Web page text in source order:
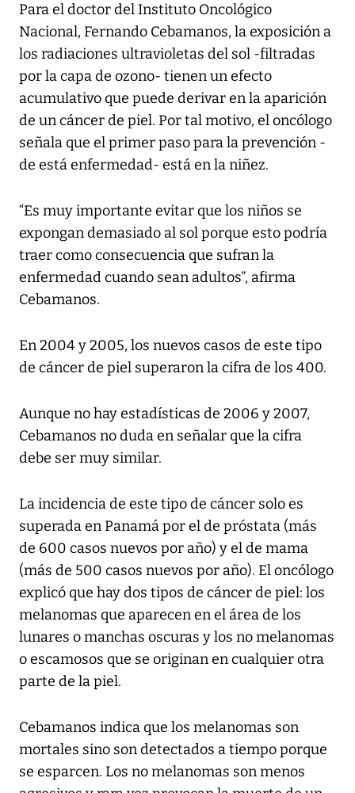
Para el doctor del Instituto Oncológico
Nacional, Fernando Cebamanos, la exposición a
los radiaciones ultravioletas del sol -filtradas
por la capa de ozono- tienen un efecto
acumulativo que puede derivar en la aparición
de un cáncer de piel. Por tal motivo, el oncólogo
señala que el primer paso para la prevención -
de está enfermedad- está en la niñez.
“Es muy importante evitar que los niños se
expongan demasiado al sol porque esto podría
traer como consecuencia que sufran la
enfermedad cuando sean adultos”, afirma
Cebamanos.
En 2004 y 2005, los nuevos casos de este tipo
de cáncer de piel superaron la cifra de los 400.
Aunque no hay estadísticas de 2006 y 2007,
Cebamanos no duda en señalar que la cifra
debe ser muy similar.
La incidencia de este tipo de cáncer solo es
superada en Panamá por el de próstata (más
de 600 casos nuevos por año) y el de mama
(más de 500 casos nuevos por año). El oncólogo
explicó que hay dos tipos de cáncer de piel: los
melanomas que aparecen en el área de los
lunares o manchas oscuras y los no melanomas
o escamosos que se originan en cualquier otra
parte de la piel.
Cebamanos indica que los melanomas son
mortales sino son detectados a tiempo porque
se esparcen. Los no melanomas son menos